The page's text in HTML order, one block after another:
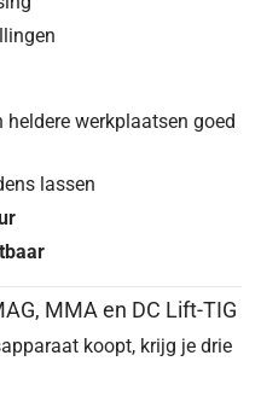
heldere werkplaatsen goed
lassen
MMA en DC Lift-TIG
koopt, krijg je drie